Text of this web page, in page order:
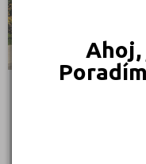
Ahoj,